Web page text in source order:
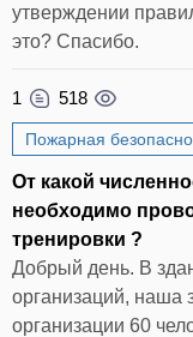
утверждении
это? Спасибо.
1 518
Пожарная
От какой
необходимо
тренировки ?
Добрый день. В
организаций, наша
организации 60